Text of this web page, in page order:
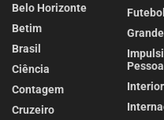
Belo Horizonte
Betim
Brasil
Ciência
Contagem
Cruzeiro
Futebol